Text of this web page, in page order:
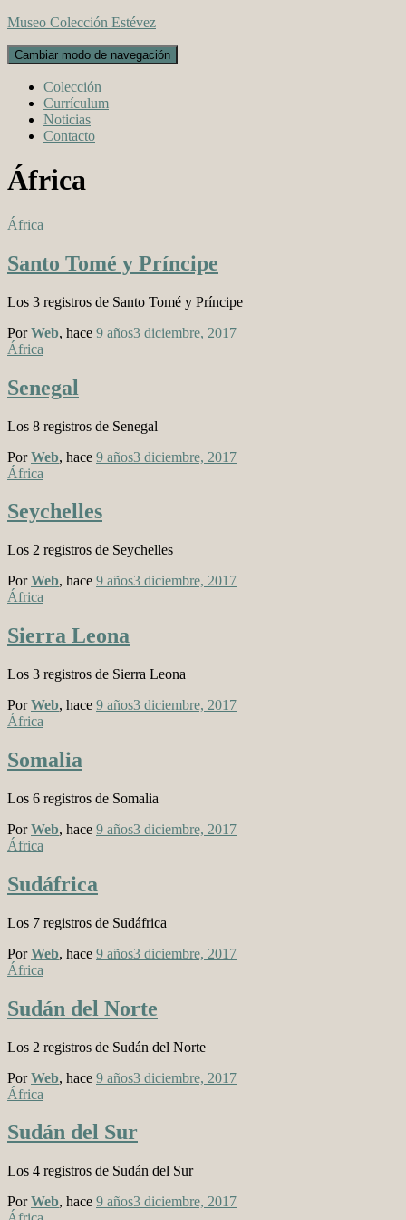
Museo Colección Estévez
Cambiar modo de navegación
Colección
Currículum
Noticias
Contacto
África
África
Santo Tomé y Príncipe
Los 3 registros de Santo Tomé y Príncipe
PorWeb, hace 9 años3 diciembre, 2017
África
Senegal
Los 8 registros de Senegal
PorWeb, hace 9 años3 diciembre, 2017
África
Seychelles
Los 2 registros de Seychelles
PorWeb, hace 9 años3 diciembre, 2017
África
Sierra Leona
Los 3 registros de Sierra Leona
PorWeb, hace 9 años3 diciembre, 2017
África
Somalia
Los 6 registros de Somalia
PorWeb, hace 9 años3 diciembre, 2017
África
Sudáfrica
Los 7 registros de Sudáfrica
PorWeb, hace 9 años3 diciembre, 2017
África
Sudán del Norte
Los 2 registros de Sudán del Norte
PorWeb, hace 9 años3 diciembre, 2017
África
Sudán del Sur
Los 4 registros de Sudán del Sur
PorWeb, hace 9 años3 diciembre, 2017